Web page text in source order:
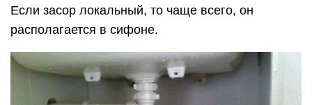
Если засор локальный, то чаще всего, он
располагается в сифоне.